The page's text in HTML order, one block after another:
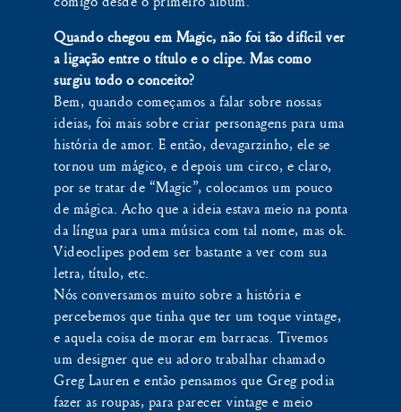
Quando chegou em Magic, não foi tão difícil ver
a ligação entre o título e o clipe. Mas como
surgiu todo o conceito?
Bem, quando começamos a falar sobre nossas
ideias, foi mais sobre criar personagens para uma
história de amor. E então, devagarzinho, ele se
tornou um mágico, e depois um circo, e claro,
por se tratar de “Magic”, colocamos um pouco
de mágica. Acho que a ideia estava meio na ponta
da língua para uma música com tal nome, mas ok.
Videoclipes podem ser bastante a ver com sua
letra, título, etc.
Nós conversamos muito sobre a história e
percebemos que tinha que ter um toque vintage,
e aquela coisa de morar em barracas. Tivemos
um designer que eu adoro trabalhar chamado
Greg Lauren e então pensamos que Greg podia
fazer as roupas, para parecer vintage e meio